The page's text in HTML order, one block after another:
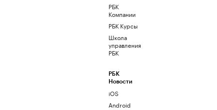
РБК
Компании
РБК Курсы
Школа
управления
РБК
РБК
Новости
iOS
Android